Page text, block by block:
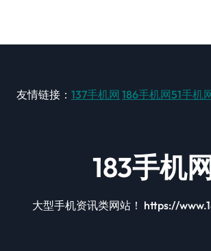
友情链接： 137手机网 186手机网51手机
183手机
大型手机资讯类网站！ https://